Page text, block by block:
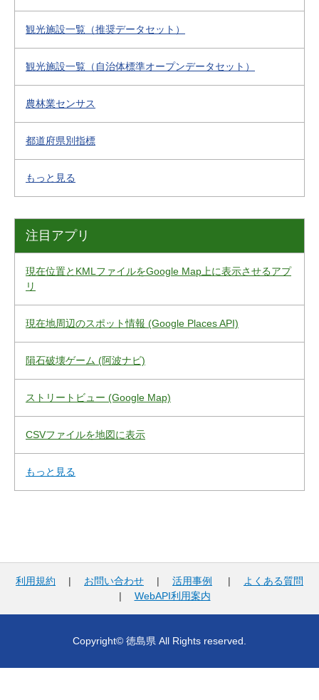
観光施設一覧（推奨データセット）
観光施設一覧（自治体標準オープンデータセット）
農林業センサス
都道府県別指標
もっと見る
注目アプリ
現在位置とKMLファイルをGoogle Map上に表示させるアプ
リ
現在地周辺のスポット情報 (Google Places API)
隕石破壊ゲーム (阿波ナビ)
ストリートビュー (Google Map)
CSVファイルを地図に表示
もっと見る
利用規約 | お問い合わせ | 活用事例 |
よくある質問
| WebAPI利用案内
Copyright© 徳島県 All Rights reserved.